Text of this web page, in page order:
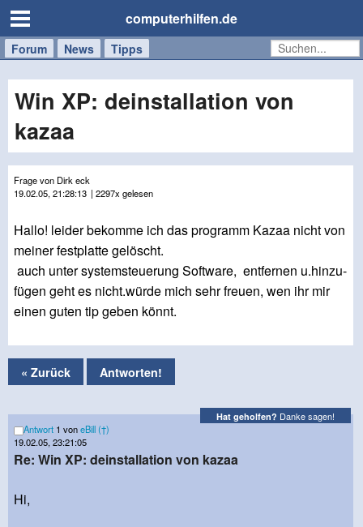
computerhilfen.de
Forum News Tipps
Handy
Tablet
Windows
Mac
Win XP: deinstallation von
kazaa
Frage von Dirk eck
19.02.05, 21:28:13 | 2297x gelesen
Hallo! leider bekomme ich das programm Kazaa nicht von
meiner festplatte gelöscht.
auch unter systemsteuerung Software, entfernen u.hinzu-
fügen geht es nicht.würde mich sehr freuen, wen ihr mir
einen guten tip geben könnt.
« Zurück Antworten!
Hat geholfen? Danke sagen!
Antwort 1 voneBill (†)
19.02.05, 23:21:05
Re: Win XP: deinstallation von kazaa
Hi,